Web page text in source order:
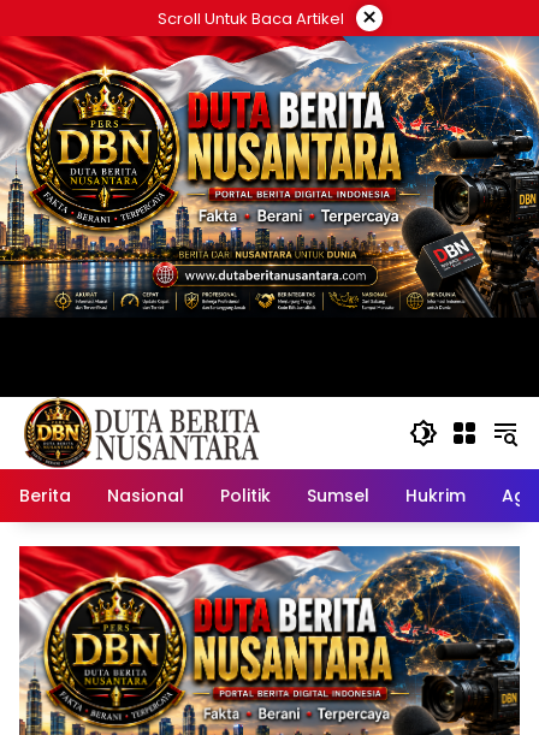
ke
konten
Scroll Untuk Baca Artikel ×
Berita Nasional Politik Sumsel Hukrim